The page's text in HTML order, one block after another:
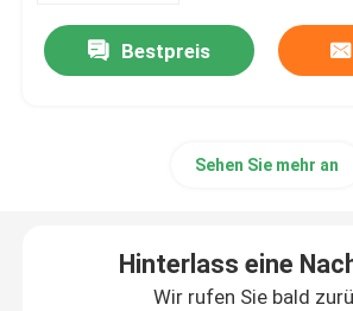
Bestpreis
Sehen Sie mehr an
Hinterlass eine
Wir rufen Sie bald